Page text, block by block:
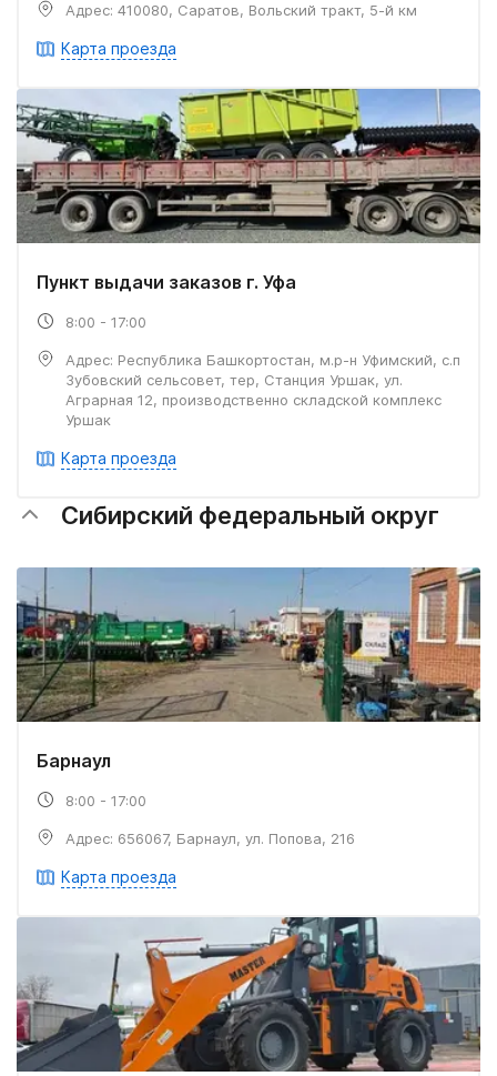
Адрес: 410080, Саратов, Вольский тракт, 5-й км
Карта проезда
Пункт выдачи заказов г. Уфа
8:00 - 17:00
Адрес: Республика Башкортостан, м.р-н Уфимский, c.п
Зубовский сельсовет, тер, Станция Уршак, ул.
Аграрная 12, производственно складской комплекс
Уршак
Карта проезда
Сибирский федеральный округ
Барнаул
8:00 - 17:00
Адрес: 656067, Барнаул, ул. Попова, 216
Карта проезда